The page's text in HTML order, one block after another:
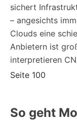
sichert
– angesichts
Clouds eine
Anbietern ist
interpretieren
Seite 100
So geht